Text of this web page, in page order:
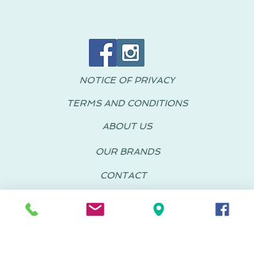
NOTICE OF PRIVACY
TERMS AND CONDITIONS
ABOUT US
OUR BRANDS
CONTACT